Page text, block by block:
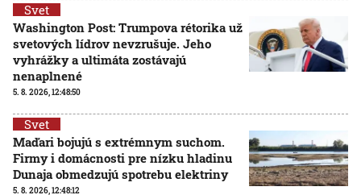
Svet
Washington Post: Trumpova rétorika už
svetových lídrov nevzrušuje. Jeho
vyhrážky a ultimáta zostávajú
nenaplnené
5. 8. 2026, 12:48:50
Svet
Maďari bojujú s extrémnym suchom.
Firmy i domácnosti pre nízku hladinu
Dunaja obmedzujú spotrebu elektriny
5. 8. 2026, 12:48:12